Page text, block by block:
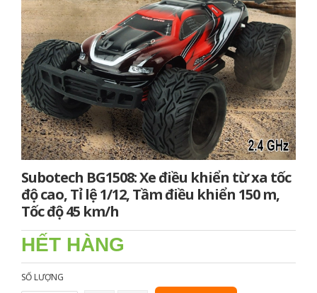
Subotech BG1508: Xe điều khiển từ xa tốc
độ cao, Tỉ lệ 1/12, Tầm điều khiển 150 m,
Tốc độ 45 km/h
HẾT HÀNG
SỐ LƯỢNG